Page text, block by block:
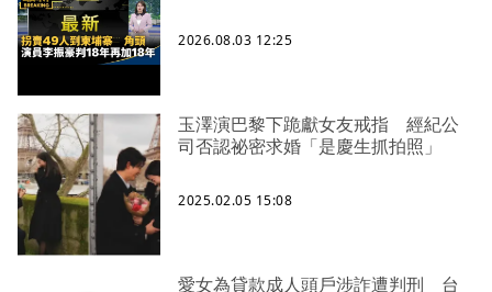
2026.08.03 12:25
玉澤演巴黎下跪獻女友戒指 經紀公
司否認祕密求婚「是慶生抓拍照」
2025.02.05 15:08
愛女為貸款成人頭戶涉詐遭判刑 台